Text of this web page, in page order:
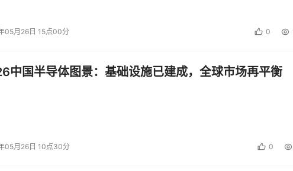
模型训练、推理应用效率
速收集数据。重点介绍一下缓存加速，也就是GooseFS缓存能力集
Cache以前简称GooseFS，后来把GooseFS的能力扩展了一下，
现在只对应的叫GooseFS-Cache。
05月26日 15点00分 0
中国半导体图景：基础设施已建成，全球市场再平衡
05月26日 10点30分 0